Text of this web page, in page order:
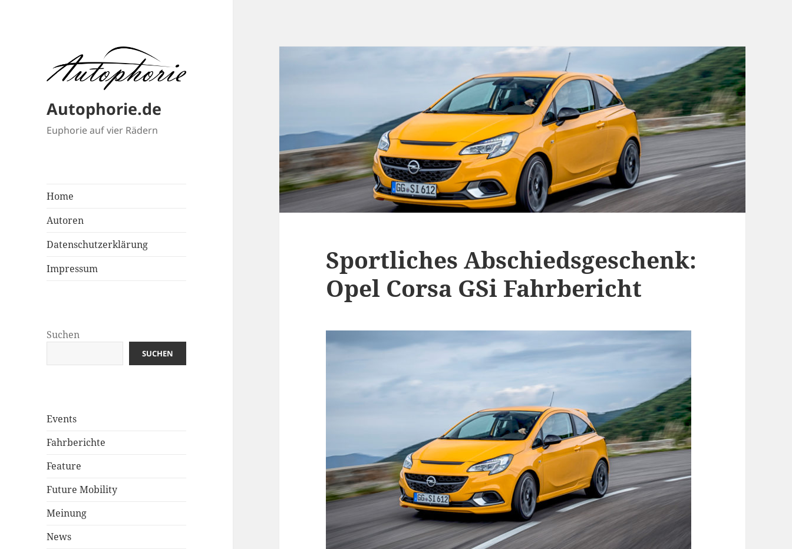
Autophorie.de
Euphorie auf vier Rädern
Home
Autoren
Datenschutzerklärung
Impressum
Suchen
SUCHEN
Events
Fahrberichte
Feature
Future Mobility
Meinung
News
Sportliches Abschiedsgeschenk:
Opel Corsa GSi Fahrbericht